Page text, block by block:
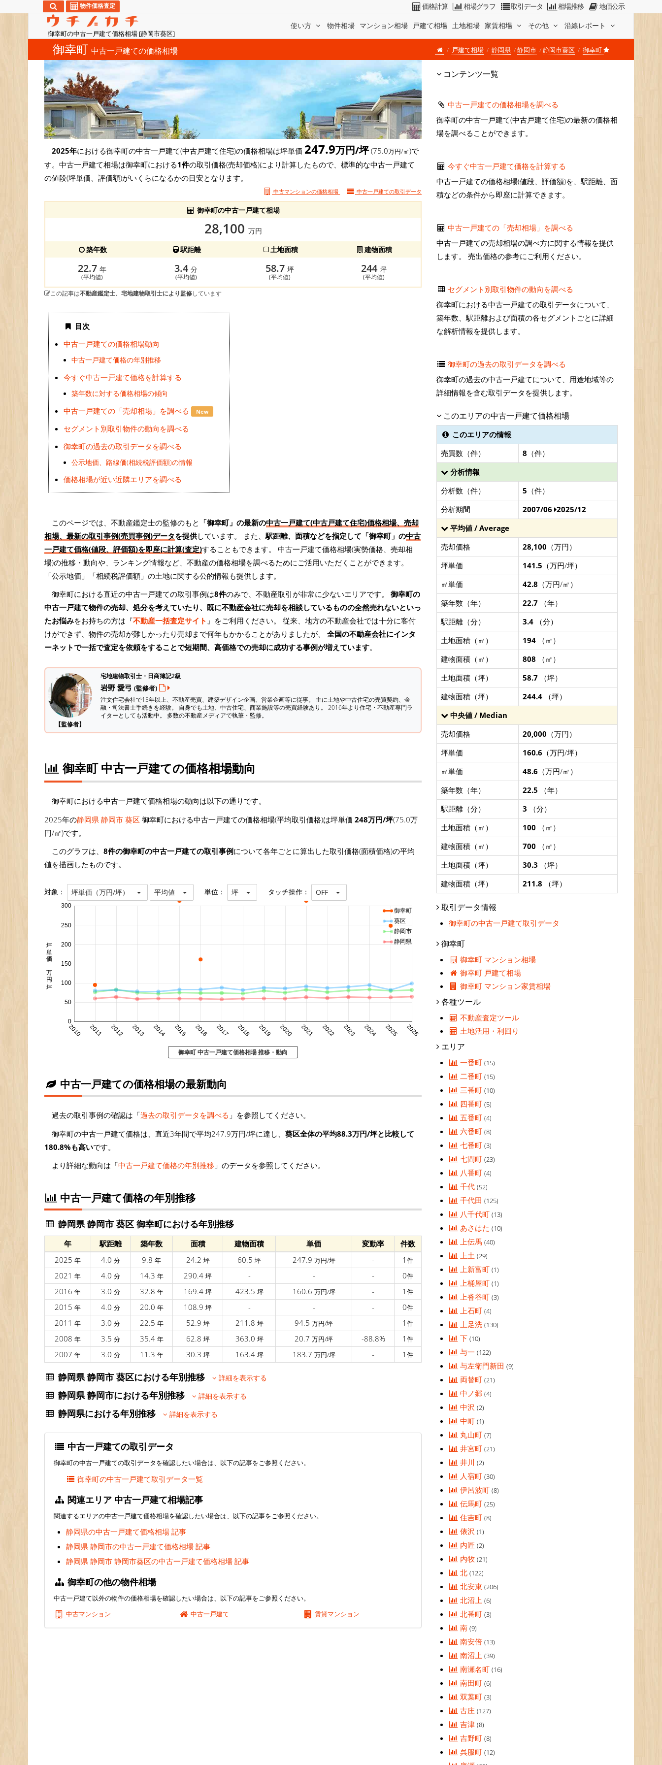
御幸町の中古一戸建て価格相場 [静岡市葵区]
使い方 物件相場 マンション相場 戸建て相場 土地相場 家賃相場 その他 沿線レポート
物件価格査定 価格計算 相場グラフ 取引データ 相場推移 地価公示
御幸町 中古一戸建ての価格相場 戸建て相場 静岡県 静岡市 静岡市葵区 御幸町
2025年における御幸町の中古一戸建て(中古戸建て住宅)の価格相場は坪単価 247.9万円/坪(75.0万円/㎡)で
す。中古一戸建て相場は御幸町における1件の取引価格(売却価格)により計算したもので、標準的な中古一戸建て
の値段(坪単価、評価額)がいくらになるかの目安となります。
中古マンションの価格相場 中古一戸建ての取引データ
御幸町の中古一戸建て相場
28,100 万円
築年数
駅距離 土地面積 建物面積
22.7年
(平均値)
3.4分
(平均値)
58.7坪
(平均値)
244 坪
(平均値)
この記事は不動産鑑定士、宅地建物取引士により監修しています
目次
中古一戸建ての価格相場動向
中古一戸建て価格の年別推移
今すぐ中古一戸建て価格を計算する
築年数に対する価格相場の傾向
中古一戸建ての「売却相場」を調べる New
セグメント別取引物件の動向を調べる
御幸町の過去の取引データを調べる
公示地価、路線価(相続税評価額)の情報
価格相場が近い近隣エリアを調べる
このページでは、不動産鑑定士の監修のもと 「御幸町」の最新の中古一戸建て(中古戸建て住宅)価格相場、売却
相場、最新の取引事例(売買事例)データを提供しています。 また、 駅距離、面積などを指定して「御幸町」の中古
一戸建て価格(値段、評価額)を即座に計算(査定)することもできます。 中古一戸建て価格相場(実勢価格、売却相
場)の推移・動向や、ランキング情報など、不動産の価格相場を調べるためにご活用いただくことができます。
「公示地価」「相続税評価額」の土地に関する公的情報も提供します。
御幸町における直近の中古一戸建ての取引事例は8件のみで、不動産取引が非常に少ないエリアです。 御幸町の
中古一戸建て物件の売却、処分を考えていたり、既に不動産会社に売却を相談しているものの全然売れないといっ
たお悩みをお持ちの方は『不動産一括査定サイト 』をご利用ください。 従来、地方の不動産会社では十分に客付
けができず、物件の売却が難しかったり売却まで何年もかかることがありましたが、 全国の不動産会社にインタ
ーネットで一括で査定を依頼をすることで短期間、高価格での売却に成功する事例が増えています。
【監修者】
宅地建物取引士・日商簿記2級
岩野 愛弓 (監修者)
注文住宅会社で15年以上、不動産売買、建築デザイン企画、営業企画等に従事。 主に土地や中古住宅の売買契約、金
融・司法書士手続きを経験。 自身でも土地、中古住宅、商業施設等の売買経験あり。 2016年より住宅・不動産専門ラ
イターとしても活動中。 多数の不動産メディアで執筆・監修。
御幸町 中古一戸建ての価格相場動向
御幸町における中古一戸建て価格相場の動向は以下の通りです。
2025年の静岡県 静岡市 葵区 御幸町における中古一戸建ての価格相場(平均取引価格)は坪単価 248万円/坪(75.0万
円/㎡)です。
このグラフは、 8件の御幸町の中古一戸建ての取引事例について各年ごとに算出した取引価格(面積価格)の平均
値を描画したものです。
対象： 坪単価（万円/坪） 平均値 単位： 坪 タッチ操作： OFF
2010 2011 2012 2013 2014 2015 2016 2017 2018 2019 2020 2021 2022 2023 2024 2025 2026
0
50
100
150
200
250
300
坪単価 万円/坪
御幸町
葵区
静岡市
静岡県
御幸町 中古一戸建て価格相場 推移・動向
中古一戸建ての価格相場の最新動向
過去の取引事例の確認は「過去の取引データを調べる 」を参照してください。
御幸町の中古一戸建て価格は、直近3年間で平均247.9万円/坪に達し、 葵区全体の平均88.3万円/坪と比較して
180.8%も高いです。
より詳細な動向は「中古一戸建て価格の年別推移 」のデータを参照してください。
中古一戸建て価格の年別推移
静岡県 静岡市 葵区 御幸町における年別推移
年 駅距離 築年数 面積 建物面積 単価 変動率
件数
2025 年 4.0 分 9.8 年 24.2 坪 60.5 坪 247.9 万円/坪 - 1 件
2021 年 4.0 分 14.3 年 290.4 坪 - - - 0件
2016 年 3.0 分 32.8 年 169.4 坪 423.5 坪 160.6 万円/坪 - 1 件
2015 年 4.0 分 20.0 年 108.9 坪 - - - 0件
2011 年 3.0 分 22.5 年 52.9 坪 211.8 坪 94.5 万円/坪 - 1 件
2008 年 3.5 分 35.4 年 62.8 坪 363.0 坪 20.7 万円/坪 -88.8% 1 件
2007 年 3.0 分 11.3 年 30.3 坪 163.4 坪 183.7 万円/坪 - 1 件
静岡県 静岡市 葵区における年別推移 詳細を表示する
静岡県 静岡市における年別推移 詳細を表示する
静岡県における年別推移 詳細を表示する
中古一戸建ての取引データ
御幸町の中古一戸建ての取引データを確認したい場合は、以下の記事をご参照ください。
御幸町の中古一戸建て取引データ一覧
関連エリア 中古一戸建て相場記事
関連するエリアの中古一戸建て価格相場を確認したい場合は、以下の記事をご参照ください。
静岡県の中古一戸建て価格相場 記事
静岡県 静岡市の中古一戸建て価格相場 記事
静岡県 静岡市 静岡市葵区の中古一戸建て価格相場 記事
御幸町の他の物件相場
中古一戸建て以外の物件の価格相場を確認したい場合は、以下の記事をご参照ください。
中古マンション
中古一戸建て 賃貸マンション
コンテンツ一覧
中古一戸建ての価格相場を調べる
御幸町の中古一戸建て(中古戸建て住宅)の最新の価格相
場を調べることができます。
今すぐ中古一戸建て価格を計算する
中古一戸建ての価格相場(値段、評価額)を、駅距離、面
積などの条件から即座に計算できます。
中古一戸建ての「売却相場」を調べる
中古一戸建ての売却相場の調べ方に関する情報を提供
します。 売出価格の参考にご利用ください。
セグメント別取引物件の動向を調べる
御幸町における中古一戸建ての取引データについて、
築年数、駅距離および面積の各セグメントごとに詳細
な解析情報を提供します。
御幸町の過去の取引データを調べる
御幸町の過去の中古一戸建てについて、用途地域等の
詳細情報を含む取引データを提供します。
このエリアの中古一戸建て価格相場
このエリアの情報
売買数（件）
8 （件）
分析情報
分析数（件）
5 （件）
分析期間
2007/06 2025/12
平均値 / Average
売却価格
28,100 （万円）
坪単価
141.5 （万円/坪）
㎡単価
42.8 （万円/㎡）
築年数（年）
22.7 （年）
駅距離（分）
3.4 （分）
土地面積（㎡）
194 （㎡）
建物面積（㎡）
808 （㎡）
土地面積（坪）
58.7 （坪）
建物面積（坪）
244.4 （坪）
中央値 / Median
売却価格
20,000 （万円）
坪単価
160.6 （万円/坪）
㎡単価
48.6 （万円/㎡）
築年数（年）
22.5 （年）
駅距離（分）
3 （分）
土地面積（㎡）
100 （㎡）
建物面積（㎡）
700 （㎡）
土地面積（坪）
30.3 （坪）
建物面積（坪）
211.8 （坪）
取引データ情報
御幸町の中古一戸建て取引データ
御幸町
御幸町 マンション相場
御幸町 戸建て相場
御幸町 マンション家賃相場
各種ツール
不動産査定ツール
土地活用・利回り
エリア
一番町(15)
二番町(15)
三番町(10)
四番町(5)
五番町(4)
六番町(8)
七番町(3)
七間町(23)
八番町(4)
千代(52)
千代田(125)
八千代町(13)
あさはた(10)
上伝馬(40)
上土(29)
上新富町(1)
上桶屋町(1)
上沓谷町(3)
上石町(4)
上足洗(130)
下(10)
与一(122)
与左衛門新田(9)
両替町(21)
中ノ郷(4)
中沢(2)
中町(1)
丸山町(7)
井宮町(21)
井川(2)
人宿町(30)
伊呂波町(8)
伝馬町(25)
住吉町(8)
俵沢(1)
内匠(2)
内牧(21)
北(122)
北安東(206)
北沼上(6)
北番町(3)
南(9)
南安倍(13)
南沼上(39)
南瀬名町(16)
南田町(6)
双葉町(3)
古庄(127)
吉津(8)
吉野町(8)
呉服町(12)